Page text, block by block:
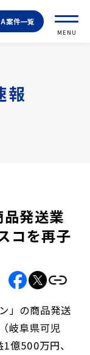
案件一覧
MENU
報
発送業
コを再子
」の商品発送
岐阜県可児
億500万円、